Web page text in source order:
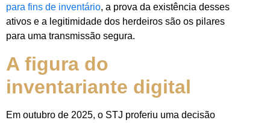
para fins de inventário, a prova da existência desses
ativos e a legitimidade dos herdeiros são os pilares
para uma transmissão segura.
A figura do
inventariante digital
Em outubro de 2025, o STJ proferiu uma decisão